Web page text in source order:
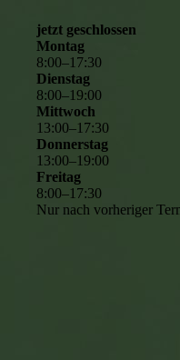
jetzt geschlossen
Montag
8:00–17:30
Dienstag
8:00–19:00
Mittwoch
13:00–17:30
Donnerstag
13:00–19:00
Freitag
8:00–17:30
Nur nach vorheriger